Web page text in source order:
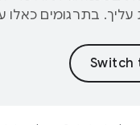
בתרגומים כאלו